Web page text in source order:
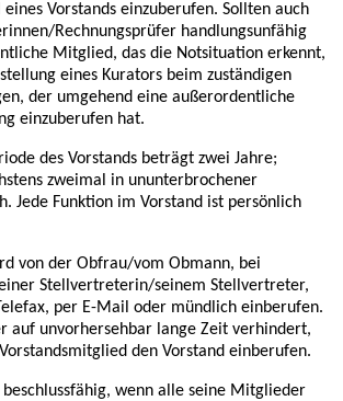
Vorstands einzuberufen. Sollten auch
Rechnungsprüfer handlungsunfähig
Mitglied, das die Notsituation erkennt,
eines Kurators beim zuständigen
der umgehend eine außerordentliche
einzuberufen hat.
des Vorstands beträgt zwei Jahre;
zweimal in ununterbrochener
Jede Funktion im Vorstand ist persönlich
von der Obfrau/vom Obmann, bei
Stellvertreterin/seinem Stellvertreter,
per E-Mail oder mündlich einberufen.
auf unvorhersehbar lange Zeit verhindert,
Vorstandsmitglied den Vorstand einberufen.
wenn alle seine Mitglieder